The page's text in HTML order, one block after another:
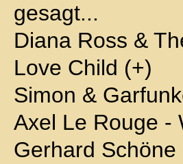
gesagt...
Diana Ross &
Love Child (+)
Simon &
Axel Le Rouge -
Gerhard